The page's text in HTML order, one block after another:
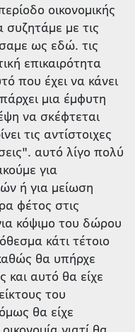
οικονομικής
με τις
ως εδώ. τις
επικαιρότητα
που έχει να κάνει
μια έμφυτη
να σκέφτεται
τις αντίστοιχες
αυτό λίγο πολύ
για
ή για μείωση
φέτος στις
κόψιμο του δώρου
κάτι τέτοιο
θα υπήρχε
και αυτό θα είχε
του
θα είχε